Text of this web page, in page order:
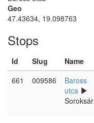
Geo
47.43634, 19.098763
Stops
Id Slug Name
661
009586
Baross
utca
Soroksár